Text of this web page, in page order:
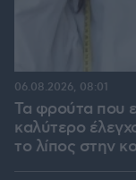
Τα φρούτα που
καλύτερο
το λίπος στην
06.08.2026, 08:01